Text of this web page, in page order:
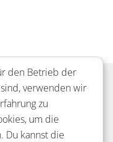
den Betrieb der
verwenden wir
zu
um die
Du kannst die